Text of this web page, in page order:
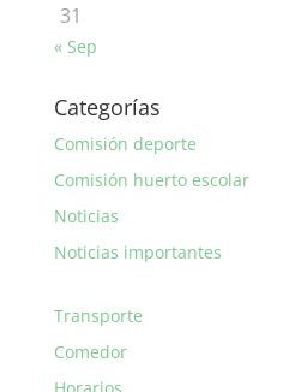
31
« Sep
Categorías
Comisión deporte
Comisión huerto escolar
Noticias
Noticias importantes
Transporte
Comedor